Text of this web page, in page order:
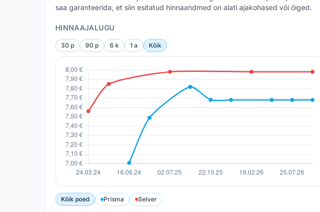
saa garanteerida, et siin esitatud hinnaandmed on alati ajakohased või õiged.
HINNAAJALUGU
30 p 90 p 6 k 1 a Kõik
Kõik poed Prisma Selver